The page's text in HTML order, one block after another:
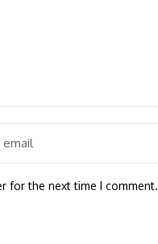
for the next time I comment.